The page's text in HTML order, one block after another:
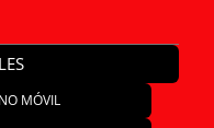
MÓVIL